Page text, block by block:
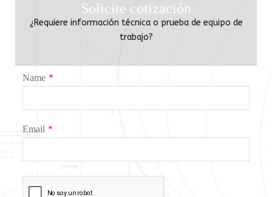
Solicite cotización
¿Requiere información técnica o prueba de equipo de
trabajo?
Name *
Email *